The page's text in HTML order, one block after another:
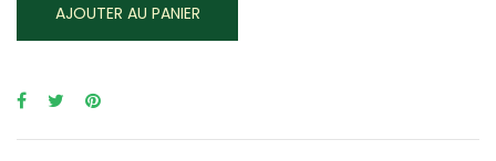
AJOUTER AU PANIER